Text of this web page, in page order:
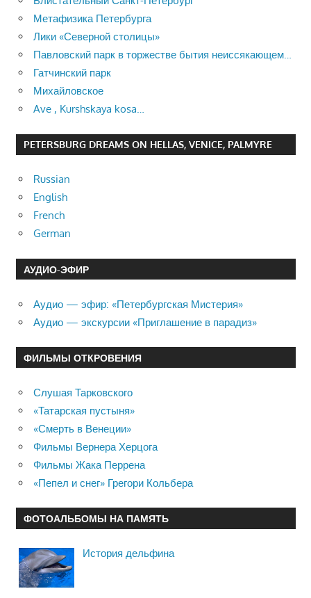
Метафизика Петербурга
Лики «Северной столицы»
Павловский парк в торжестве бытия неиссякающем…
Гатчинский парк
Михайловское
Ave , Kurshskaya kosa…
PETERSBURG DREAMS ON HELLAS, VENICE, PALMYRE
Russian
English
French
German
АУДИО-ЭФИР
Аудио — эфир: «Петербургская Мистерия»
Аудио — экскурсии «Приглашение в парадиз»
ФИЛЬМЫ ОТКРОВЕНИЯ
Слушая Тарковского
«Татарская пустыня»
«Смерть в Венеции»
Фильмы Вернера Херцога
Фильмы Жака Перрена
«Пепел и снег» Грегори Кольбера
ФОТОАЛЬБОМЫ НА ПАМЯТЬ
История дельфина